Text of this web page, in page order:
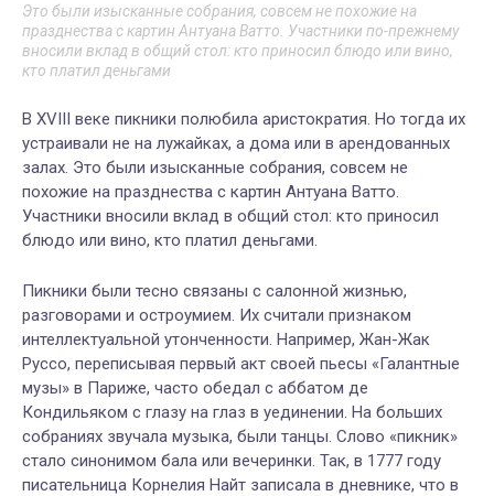
Это были изысканные собрания, совсем не похожие на
празднества с картин Антуана Ватто. Участники по-прежнему
вносили вклад в общий стол: кто приносил блюдо или вино,
кто платил деньгами
В XVIII веке пикники полюбила аристократия. Но тогда их
устраивали не на лужайках, а дома или в арендованных
залах. Это были изысканные собрания, совсем не
похожие на празднества с картин Антуана Ватто.
Участники вносили вклад в общий стол: кто приносил
блюдо или вино, кто платил деньгами.
Пикники были тесно связаны с салонной жизнью,
разговорами и остроумием. Их считали признаком
интеллектуальной утонченности. Например, Жан-Жак
Руссо, переписывая первый акт своей пьесы «Галантные
музы» в Париже, часто обедал с аббатом де
Кондильяком с глазу на глаз в уединении. На больших
собраниях звучала музыка, были танцы. Слово «пикник»
стало синонимом бала или вечеринки. Так, в 1777 году
писательница Корнелия Найт записала в дневнике, что в